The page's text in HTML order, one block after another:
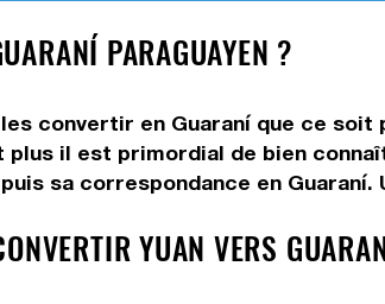
PARAGUAYEN ?
convertir en Guaraní que ce
il est primordial de bien
sa correspondance en
YUAN VERS